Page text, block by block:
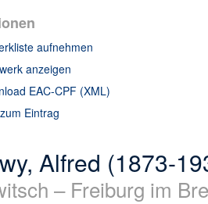
aufnehmen
anzeigen
EAC-CPF (XML)
Eintrag
Alfred (1873-
– Freiburg im